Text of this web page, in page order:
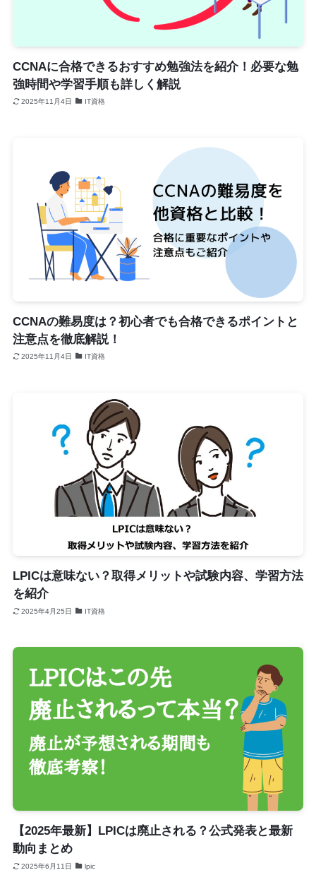
CCNAに合格できるおすすめ勉強法を紹介！必要な勉
強時間や学習手順も詳しく解説
2025年11月4日 IT資格
CCNAの難易度は？初心者でも合格できるポイントと
注意点を徹底解説！
2025年11月4日 IT資格
LPICは意味ない？取得メリットや試験内容、学習方法
を紹介
2025年4月25日 IT資格
【2025年最新】LPICは廃止される？公式発表と最新
動向まとめ
2025年6月11日 lpic